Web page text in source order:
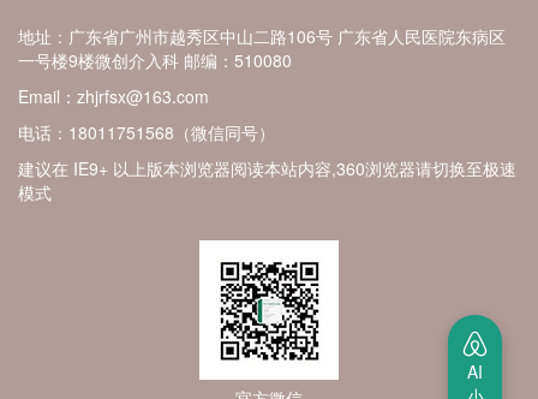
地址：广东省广州市越秀区中山二路106号 广东省人民医院东病区
一号楼9楼微创介入科 邮编：510080
Email：zhjrfsx@163.com
电话：18011751568（微信同号）
建议在 IE9+ 以上版本浏览器阅读本站内容,360浏览器请切换至极速
模式
AI